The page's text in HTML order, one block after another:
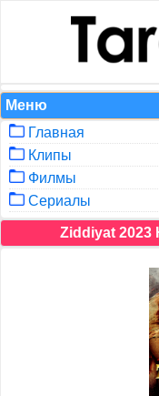
Меню
Главная
Клипы
Филмы
Сериалы
Ziddiyat 2023